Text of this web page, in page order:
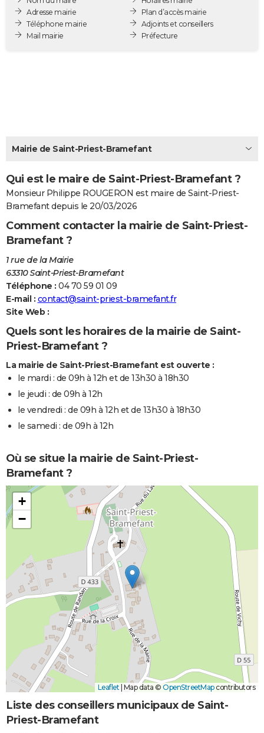
Destinations
City break
Voyage nature
Voyage de noces
Forum
Climat
PHOTO
GUIDES D'ACHAT
S'inscrire
Se connecter
Lycées
Collèges
Primaires
Universités
Entreprises
Service militaire
Avis de recherche
AVIS DE DÉCÈS
FORUM
Bricolage
Lifestyle
Culture
Sport
Auto
Television
Voyage
Cinema
Adresse mairie
Téléphone mairie
Mail mairie
Plan d’accès mairie
Adjoints et conseillers
Préfecture
Mairie de Saint-Priest-Bramefant
Qui est le maire de Saint-Priest-Bramefant ?
Monsieur Philippe ROUGERON est maire de Saint-Priest-
Bramefant depuis le 20/03/2026
Comment contacter la mairie de Saint-Priest-
Bramefant ?
1 rue de la Mairie
63310 Saint-Priest-Bramefant
Téléphone : 04 70 59 01 09
E-mail : contact@saint-priest-bramefant.fr
Site Web :
Quels sont les horaires de la mairie de Saint-
Priest-Bramefant ?
La mairie de Saint-Priest-Bramefant est ouverte :
le mardi : de 09h à 12h et de 13h30 à 18h30
le jeudi : de 09h à 12h
le vendredi : de 09h à 12h et de 13h30 à 18h30
le samedi : de 09h à 12h
Où se situe la mairie de Saint-Priest-
Bramefant ?
+
−
Leaflet Map data © OpenStreetMapcontributors
Liste des conseillers municipaux de Saint-
Priest-Bramefant